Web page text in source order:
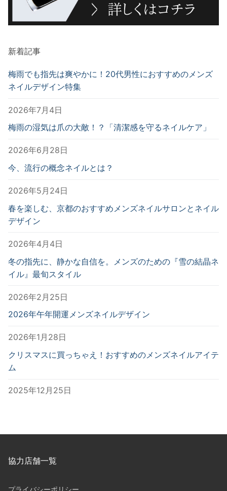
新着記事
梅雨でも指先は爽やかに！20代男性におすすめのメンズ
ネイルデザイン特集
2026年7月4日
梅雨の湿気は爪の大敵！？「清潔感を守るネイルケア」
2026年6月28日
今、流行の概念ネイルとは？
2026年5月24日
春を楽しむ、京都のおすすめメンズネイルサロンとネイル
デザイン
2026年4月4日
冬の指先に、静かな自信を。メンズのための『雪の結晶ネ
イル』最旬スタイル
2026年2月25日
2026年午年開運メンズネイルデザイン
2026年1月28日
クリスマスに買っちゃえ！おすすめのメンズネイルアイテ
ム
2025年12月25日
協力店舗一覧